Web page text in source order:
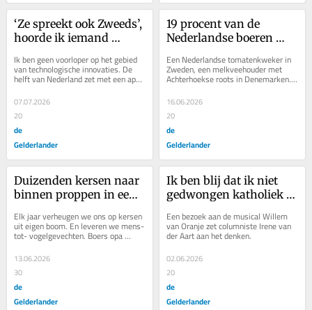
‘Ze spreekt ook Zweeds’,
hoorde ik iemand
graag in de waan
Ik ben geen voorloper op het gebied
van technologische innovaties. De
helft van Nederland zet met een app
vanuit de auto de verwarming hoger,
schakelt...
07.07.2026
20
de
Gelderlander
19 procent van de
Nederlandse boeren
hoop dat er genoeg
overblijven
Een Nederlandse tomatenkweker in
Zweden, een melkveehouder met
Achterhoekse roots in Denemarken.
agrarische reis...
16.06.2026
20
de
Gelderlander
Duizenden kersen naar
binnen proppen in een
kouwe veren zitten
Elk jaar verheugen we ons op kersen
uit eigen boom. En leveren we mens-
tot- vogelgevechten. Boers opa
probeerde met blikken aan touwen
vogels te...
13.06.2026
30
de
Gelderlander
Ik ben blij dat ik niet
gedwongen katholiek
Een bezoek aan de musical Willem
van Oranje zet columniste Irene van
der Aart aan het denken.
02.06.2026
20
de
Gelderlander